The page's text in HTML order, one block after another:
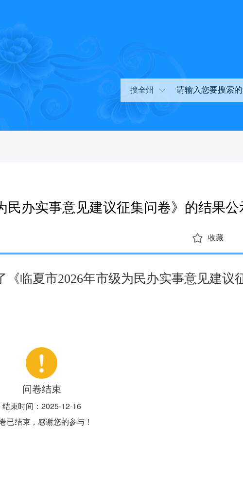
搜全州
民办实事意见建议征集问卷》的结果公
收藏
临夏市2026年市级为民办实事意见建议